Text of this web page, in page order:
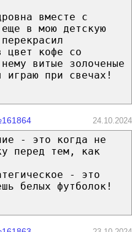
вместе с
в мою детскую
цвет кофе со
витые золоченые
играю при свечах!
24.10.2024
- это когда не
перед тем, как
- это
белых футболок!